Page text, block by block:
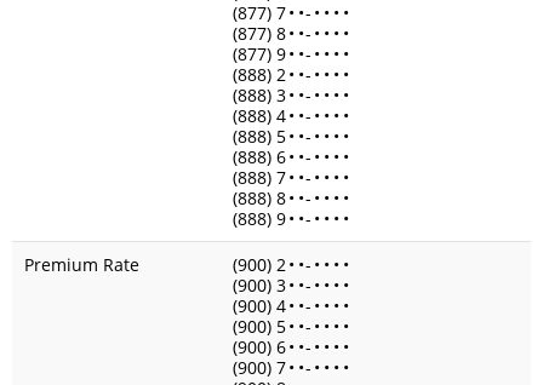
(877) 7• •- • • • •
(877) 8• •- • • • •
(877) 9• •- • • • •
(888) 2• •- • • • •
(888) 3• •- • • • •
(888) 4• •- • • • •
(888) 5• •- • • • •
(888) 6• •- • • • •
(888) 7• •- • • • •
(888) 8• •- • • • •
(888) 9• •- • • • •
Premium Rate
(900) 2• •- • • • •
(900) 3• •- • • • •
(900) 4• •- • • • •
(900) 5• •- • • • •
(900) 6• •- • • • •
(900) 7• •- • • • •